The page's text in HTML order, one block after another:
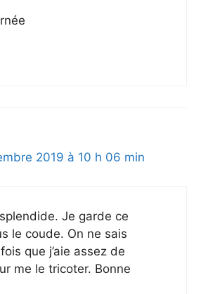
2019 à 10 h 06 min
Je garde ce
le coude. On ne sais
que j’aie assez de
me le tricoter. Bonne